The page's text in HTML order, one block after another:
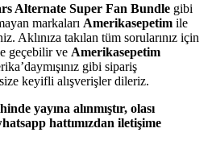
Alternate Super Fan Bundle gibi
markaları Amerikasepetim ile
Aklınıza takılan tüm sorularınız için
geçebilir ve Amerikasepetim
gibi sipariş
keyifli alışverişler dileriz.
yayına alınmıştır, olası
hattımızdan iletişime